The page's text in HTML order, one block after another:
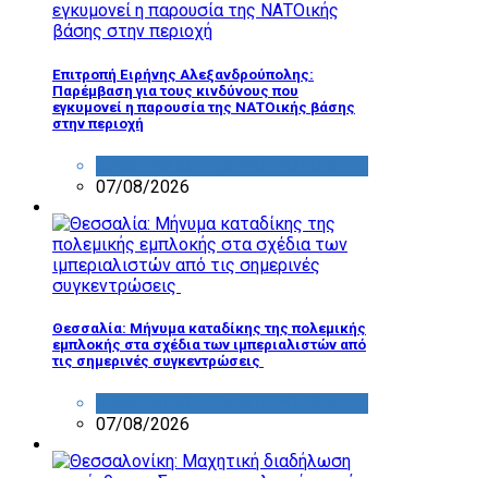
Επιτροπή Ειρήνης Αλεξανδρούπολης:
Παρέμβαση για τους κινδύνους που
εγκυμονεί η παρουσία της ΝΑΤΟικής βάσης
στην περιοχή
07/08/2026
Θεσσαλία: Μήνυμα καταδίκης της πολεμικής
εμπλοκής στα σχέδια των ιμπεριαλιστών από
τις σημερινές συγκεντρώσεις
07/08/2026